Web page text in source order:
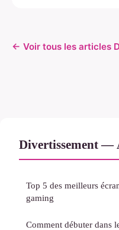
← Voir tous les articles
Divertissement —
Top 5 des meilleurs
gaming
Comment débuter dans